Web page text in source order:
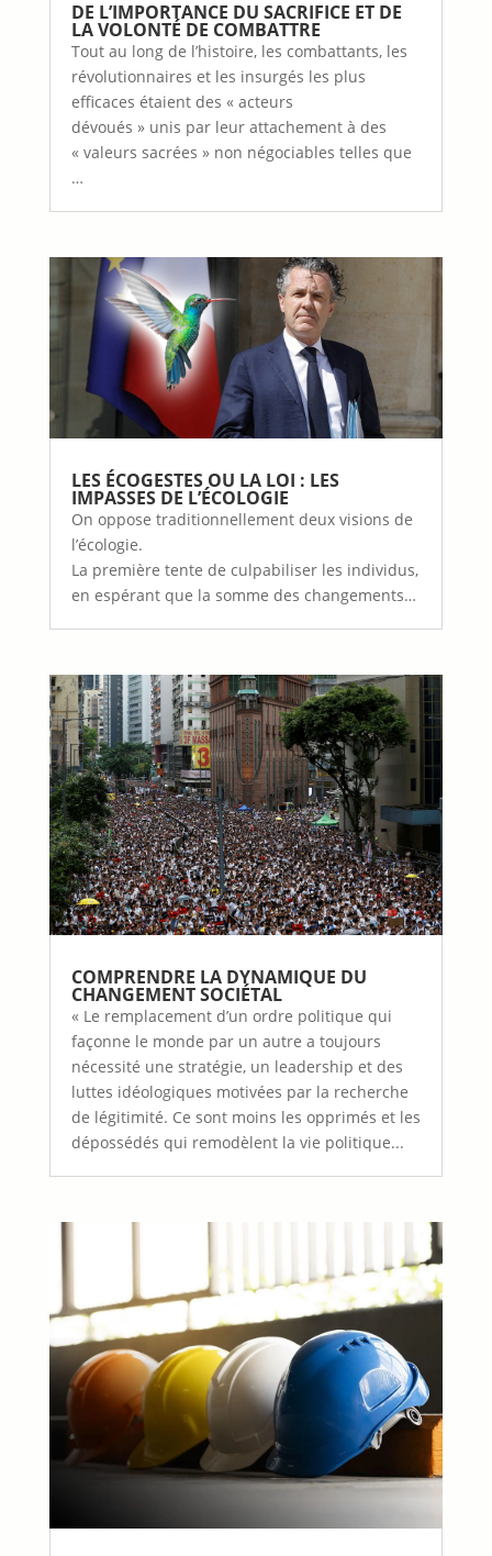
DE L’IMPORTANCE DU SACRIFICE ET DE
LA VOLONTÉ DE COMBATTRE
Tout au long de l’histoire, les combattants, les
révolutionnaires et les insurgés les plus
efficaces étaient des « acteurs
dévoués » unis par leur attachement à des
« valeurs sacrées » non négociables telles que
…
LES ÉCOGESTES OU LA LOI : LES
IMPASSES DE L’ÉCOLOGIE
On oppose traditionnellement deux visions de
l’écologie.
La première tente de culpabiliser les individus,
en espérant que la somme des changements…
COMPRENDRE LA DYNAMIQUE DU
CHANGEMENT SOCIÉTAL
« Le remplacement d’un ordre politique qui
façonne le monde par un autre a toujours
nécessité une stratégie, un leadership et des
luttes idéologiques motivées par la recherche
de légitimité. Ce sont moins les opprimés et les
dépossédés qui remodèlent la vie politique...